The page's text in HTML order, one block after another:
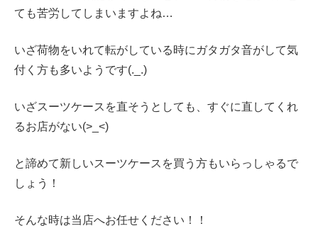
ても苦労してしまいますよね…
いざ荷物をいれて転がしている時にガタガタ音がして気
付く方も多いようです(._.)
いざスーツケースを直そうとしても、すぐに直してくれ
るお店がない(>_<)
と諦めて新しいスーツケースを買う方もいらっしゃるで
しょう！
そんな時は当店へお任せください！！